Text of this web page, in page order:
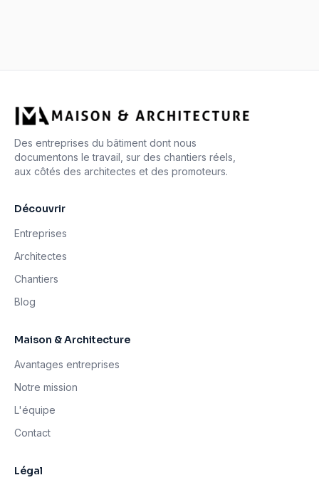
Des entreprises du bâtiment dont nous
documentons le travail, sur des chantiers réels,
aux côtés des architectes et des promoteurs.
Découvrir
Entreprises
Architectes
Chantiers
Blog
Maison & Architecture
Avantages entreprises
Notre mission
L'équipe
Contact
Légal